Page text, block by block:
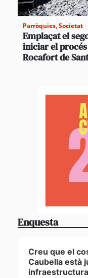
Parròquies,Societat
Emplaçat el
iniciar el
Rocafort de
Enquesta
Creu que el
Caubella està